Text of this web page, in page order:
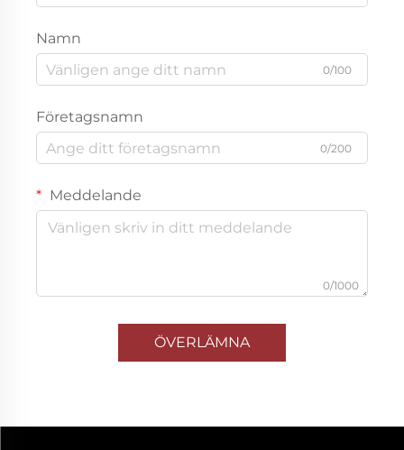
Namn
0/100
Företagsnamn
0/200
Meddelande
0/1000
ÖVERLÄMNA